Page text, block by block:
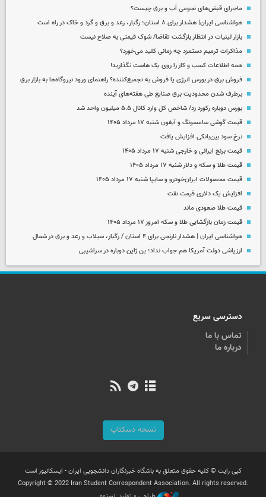
ماجرای قبض‌های نجومی آب و برق چیست؟
هواشناسی ایران| هشدار برای ۸ استان؛ رگبار، رعد و برق و گرد و خاک در راه است
بازار لبنیات در انتظار بازگشت تقاضا/ شوک قیمتی به صلاح نیست
مذاکرات ترمیم دستمزد چه زمانی کلید می‌خورد؟
همه اطلاعات کسب‌ و کار را روی یک هاست نگذارید!
فروش برق در بورس انرژی یا فروش به تجمیع‌کننده؟ راهنمای ورود نیروگاه‌ها به بازار برق
برطرف شدن محدودیت‌ برق صنایع طی هفته‌های آینده
بورس دوباره رکورد زد/ شاخص کل وارد کانال ۵.۵ میلیون واحد شد
قیمت گوشی سامسونگ و آیفون شنبه ۱۷ مرداد ۱۴۰۵
نرخ سود بین‌بانکی افزایش یافت
قیمت برنج ایرانی و خارجی شنبه ۱۷ مرداد ۱۴۰۵
قیمت طلا و سکه و دلار شنبه ۱۷ مرداد ۱۴۰۵
قیمت محصولات ایران‌خودرو و سایپا شنبه ۱۷ مرداد ۱۴۰۵
افزایش یک دلاری قیمت نفت
قیمت طلا صعودی ماند
قیمت زمان بازگشایی طلا و سکه امروز ۱۷ مرداد ۱۴۰۵
هواشناسی ایران | هشدار نارنجی برای ۴ استان / رگبار، سیلاب و رعد و برق در شمال
ارزپاشی دولت آمریکا هم جواب نداد؛ ین ژاپن دوباره در سراشیبی
دسترسی سریع
تماس با ما
درباره ما
نسخه دسکتاپ
کپی رایت © کلیه حقوق متعلق به باشگاه خبرنگاران دانشجویی ایران - ایسکانیوز است
Copyright © 2022 Iran Student Correspondent Association. All rights reserved.